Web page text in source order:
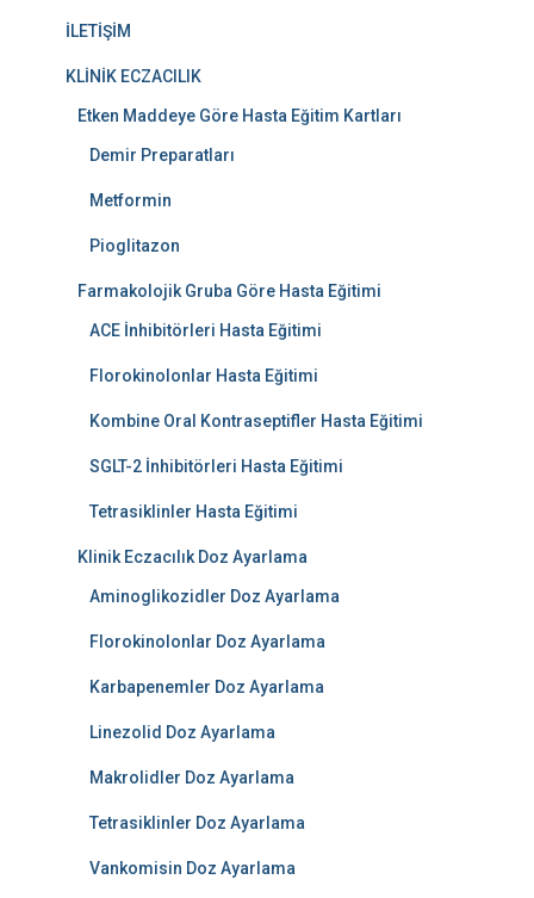
İLETİŞİM
KLİNİK ECZACILIK
Etken Maddeye Göre Hasta Eğitim Kartları
Demir Preparatları
Metformin
Pioglitazon
Farmakolojik Gruba Göre Hasta Eğitimi
ACE İnhibitörleri Hasta Eğitimi
Florokinolonlar Hasta Eğitimi
Kombine Oral Kontraseptifler Hasta Eğitimi
SGLT-2 İnhibitörleri Hasta Eğitimi
Tetrasiklinler Hasta Eğitimi
Klinik Eczacılık Doz Ayarlama
Aminoglikozidler Doz Ayarlama
Florokinolonlar Doz Ayarlama
Karbapenemler Doz Ayarlama
Linezolid Doz Ayarlama
Makrolidler Doz Ayarlama
Tetrasiklinler Doz Ayarlama
Vankomisin Doz Ayarlama